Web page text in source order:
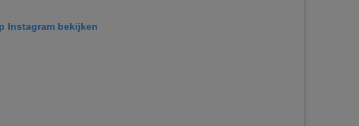
Instagram bekijken